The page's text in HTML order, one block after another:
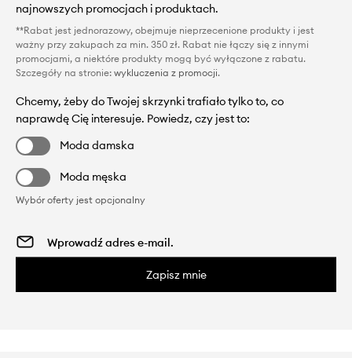
najnowszych promocjach i produktach.
**Rabat jest jednorazowy, obejmuje nieprzecenione produkty i jest
ważny przy zakupach za min. 350 zł. Rabat nie łączy się z innymi
promocjami, a niektóre produkty mogą być wyłączone z rabatu.
Szczegóły na stronie: wykluczenia z promocji.
Chcemy, żeby do Twojej skrzynki trafiało tylko to, co
naprawdę Cię interesuje. Powiedz, czy jest to:
Moda damska
Moda męska
Wybór oferty jest opcjonalny
Zapisz mnie